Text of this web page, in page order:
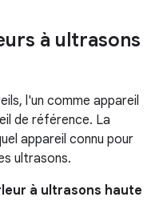
à ultrasons
l'un comme appareil
de référence. La
appareil connu pour
ultrasons.
à ultrasons haute